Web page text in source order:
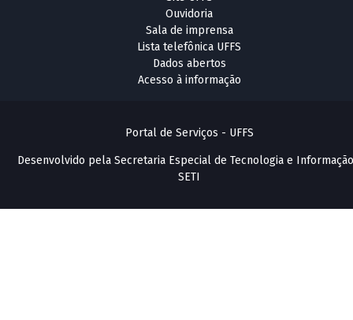
Ouvidoria
Sala de imprensa
Lista telefônica UFFS
Dados abertos
Acesso à informação
Portal de Serviços - UFFS
Desenvolvido pela Secretaria Especial de Tecnologia e
SETI